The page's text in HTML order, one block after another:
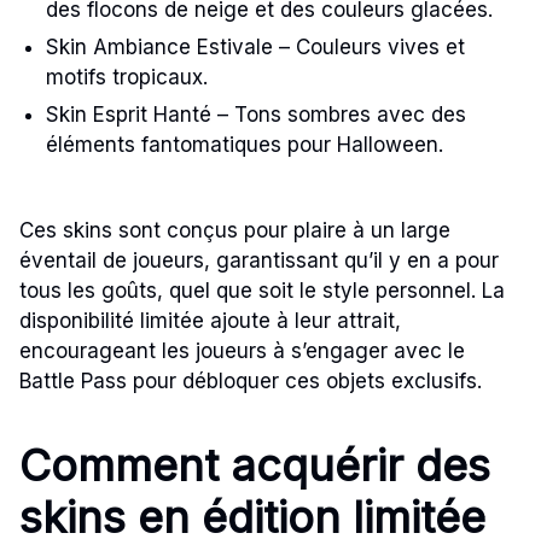
des flocons de neige et des couleurs glacées.
Skin Ambiance Estivale – Couleurs vives et
motifs tropicaux.
Skin Esprit Hanté – Tons sombres avec des
éléments fantomatiques pour Halloween.
Ces skins sont conçus pour plaire à un large
éventail de joueurs, garantissant qu’il y en a pour
tous les goûts, quel que soit le style personnel. La
disponibilité limitée ajoute à leur attrait,
encourageant les joueurs à s’engager avec le
Battle Pass pour débloquer ces objets exclusifs.
Comment acquérir des
skins en édition limitée